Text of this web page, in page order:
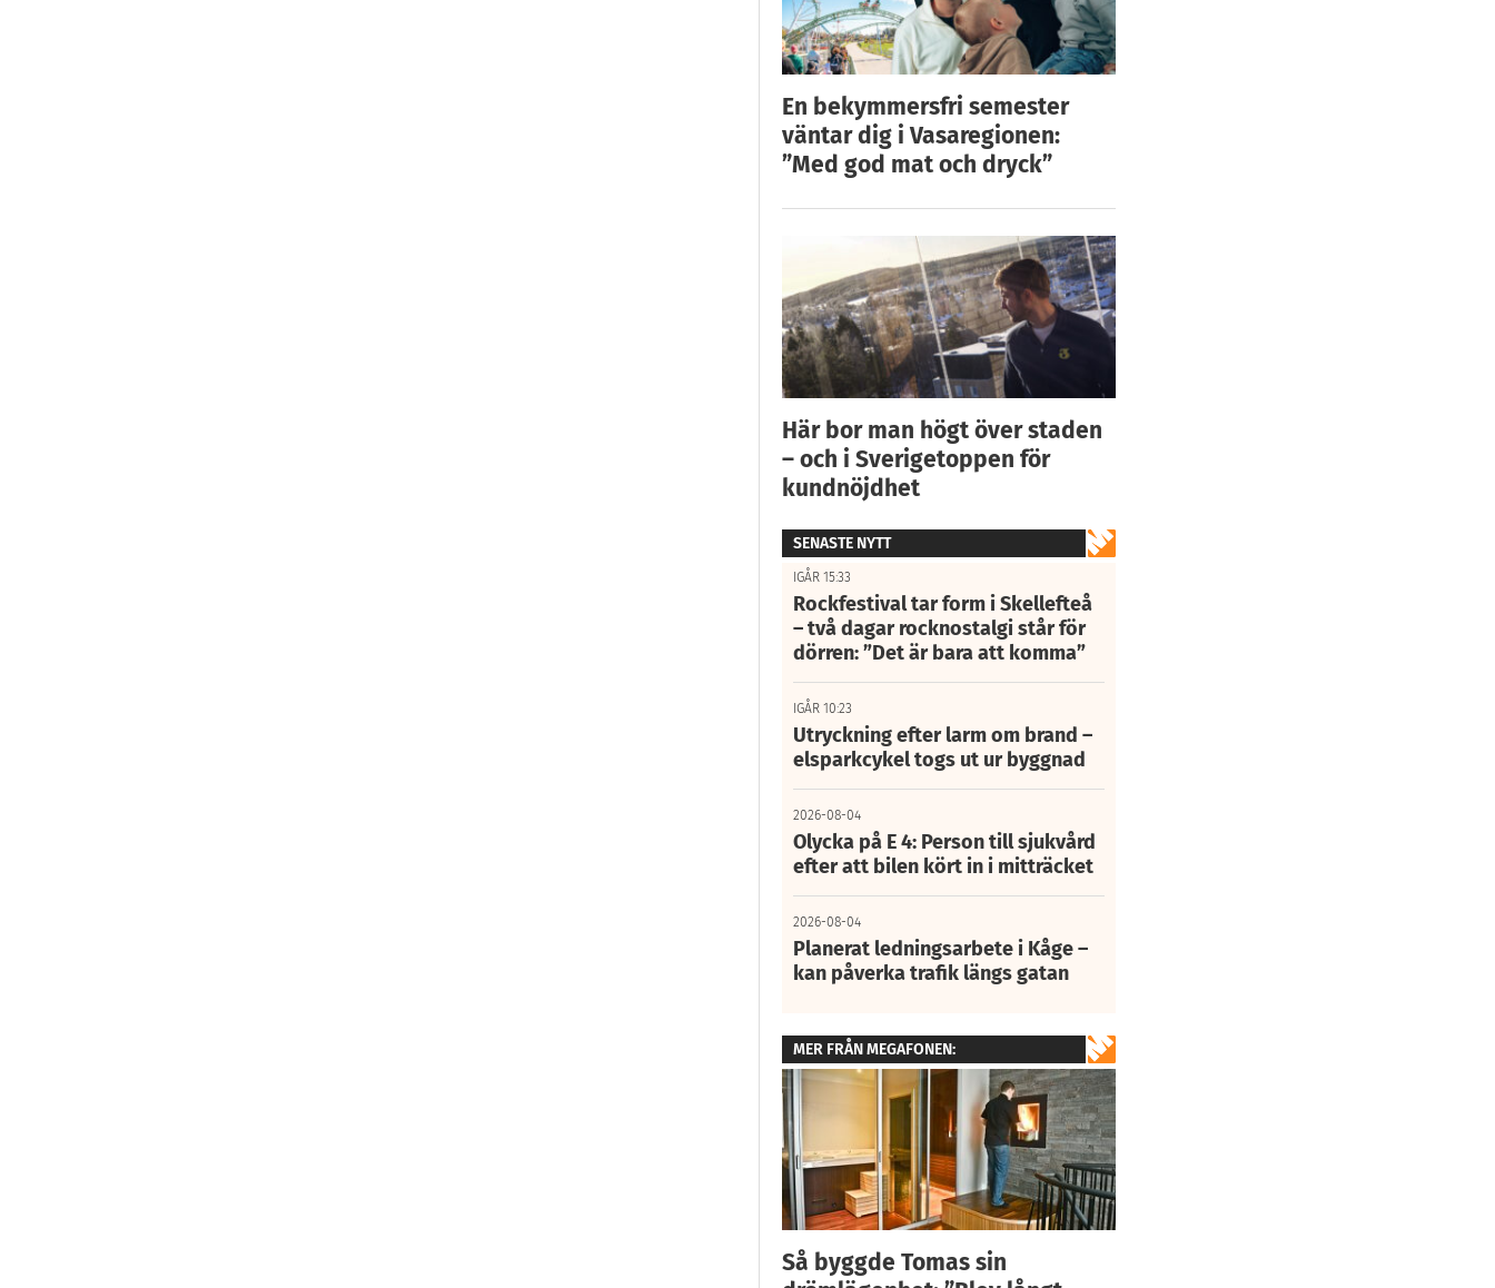
En bekymmersfri semester
väntar dig i Vasaregionen:
”Med god mat och dryck”
Här bor man högt över staden
– och i Sverigetoppen för
kundnöjdhet
SENASTE NYTT
IGÅR 15:33
Rockfestival tar form i Skellefteå
– två dagar rocknostalgi står för
dörren: ”Det är bara att komma”
IGÅR 10:23
Utryckning efter larm om brand –
elsparkcykel togs ut ur byggnad
2026-08-04
Olycka på E 4: Person till sjukvård
efter att bilen kört in i mitträcket
2026-08-04
Planerat ledningsarbete i Kåge –
kan påverka trafik längs gatan
MER FRÅN MEGAFONEN:
Så byggde Tomas sin